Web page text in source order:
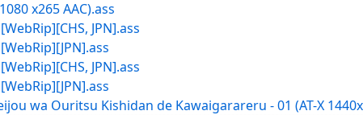
x265 AAC).ass
JPN].ass
JPN].ass
wa Ouritsu Kishidan de Kawaigarareru - 01 (AT-X